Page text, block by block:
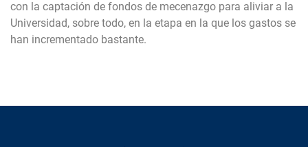
con la captación de fondos de mecenazgo para aliviar a la
Universidad, sobre todo, en la etapa en la que los gastos se
han incrementado bastante.